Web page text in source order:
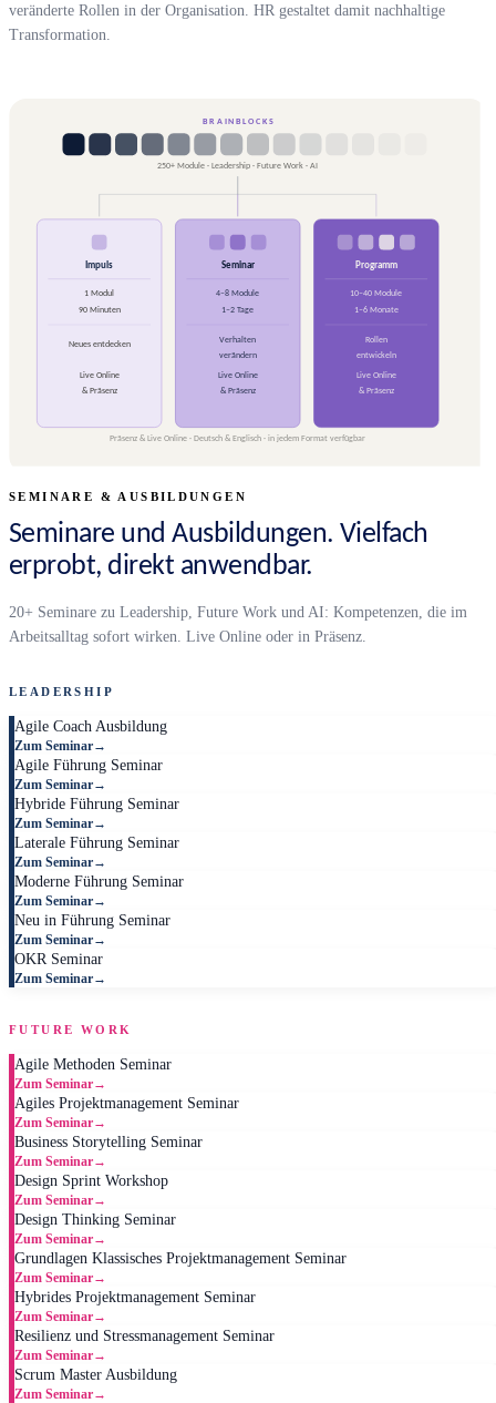
veränderte Rollen in der Organisation. HR gestaltet damit nachhaltige
Transformation.
SEMINARE & AUSBILDUNGEN
Seminare und Ausbildungen. Vielfach
erprobt, direkt anwendbar.
20+ Seminare zu Leadership, Future Work und AI: Kompetenzen, die im
Arbeitsalltag sofort wirken. Live Online oder in Präsenz.
LEADERSHIP
Agile Coach Ausbildung
Zum Seminar→
Agile Führung Seminar
Zum Seminar→
Hybride Führung Seminar
Zum Seminar→
Laterale Führung Seminar
Zum Seminar→
Moderne Führung Seminar
Zum Seminar→
Neu in Führung Seminar
Zum Seminar→
OKR Seminar
Zum Seminar→
FUTURE WORK
Agile Methoden Seminar
Zum Seminar→
Agiles Projektmanagement Seminar
Zum Seminar→
Business Storytelling Seminar
Zum Seminar→
Design Sprint Workshop
Zum Seminar→
Design Thinking Seminar
Zum Seminar→
Grundlagen Klassisches Projektmanagement Seminar
Zum Seminar→
Hybrides Projektmanagement Seminar
Zum Seminar→
Resilienz und Stressmanagement Seminar
Zum Seminar→
Scrum Master Ausbildung
Zum Seminar→